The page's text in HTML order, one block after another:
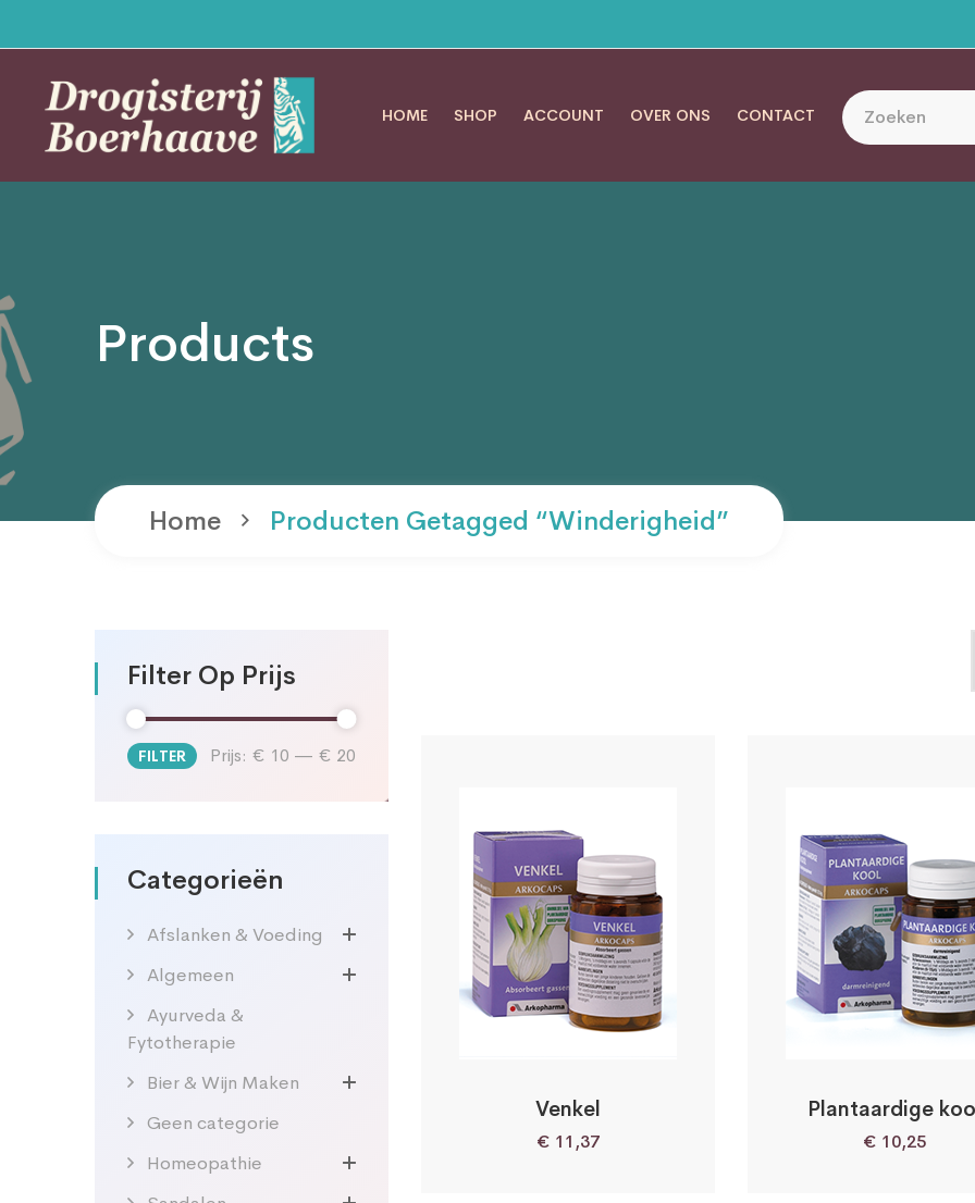
HOME SHOP ACCOUNT OVER ONS CONTACT
Products
Home Producten Getagged “winderigheid”
Filter Op Prijs
Min.
Max.
FILTER Prijs: € 10 — € 20
Categorieën
Afslanken & Voeding
Algemeen
Ayurveda &
Fytotherapie
Bier & Wijn Maken
Geen categorie
Homeopathie
Venkel
€ 11,37
Plantaardige
€ 10,25